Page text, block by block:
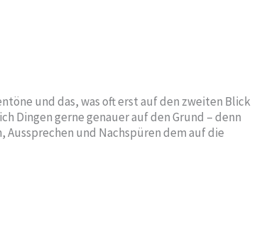
und das, was oft erst auf den zweiten Blick
Dingen gerne genauer auf den Grund – denn
und Nachspüren dem auf die